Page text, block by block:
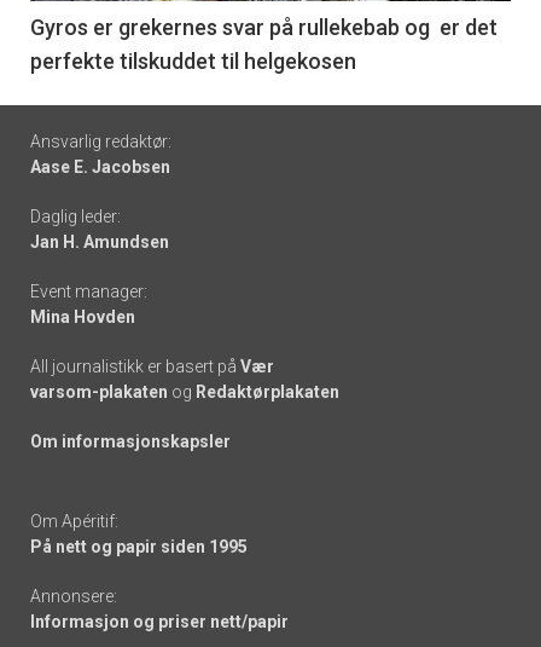
6
Gyros er grekernes svar på rullekebab og er det
perfekte tilskuddet til helgekosen
Footer
-
links
Ansvarlig redaktør:
Aase E. Jacobsen
Daglig leder:
Jan H. Amundsen
Event manager:
Mina Hovden
All journalistikk er basert på Vær
varsom-plakaten og Redaktørplakaten
Om informasjonskapsler
Om Apéritif:
På nett og papir siden 1995
Annonsere:
Informasjon og priser nett/papir